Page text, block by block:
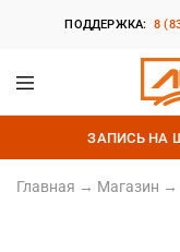
ПОДДЕРЖКА: 8
Линарис
Продажа
шин,
дисков
и
ЗАПИСЬ НА
Главная → Магазин →